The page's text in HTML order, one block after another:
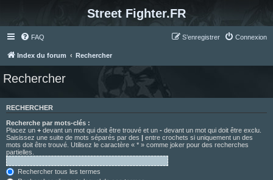
Street Fighter.FR
FAQ Connexion
S’enregistrer
Index du forum Rechercher
Rechercher
RECHERCHER
Recherche par mots-clés :
Placez un + devant un mot qui doit être trouvé et un - devant un mot qui doit être exclu.
Saisissez une suite de mots séparés par des | entre crochets si uniquement un des
mots doit être trouvé. Utilisez le caractère « * » comme joker pour des recherches
partielles.
Rechercher tous les termes